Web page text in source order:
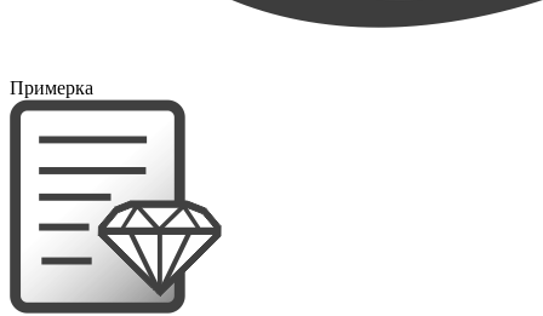
Примерка